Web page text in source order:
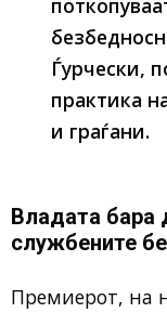
Ѓурчески,
практика
и граѓани.
Владата бара
службените
Премиерот, на